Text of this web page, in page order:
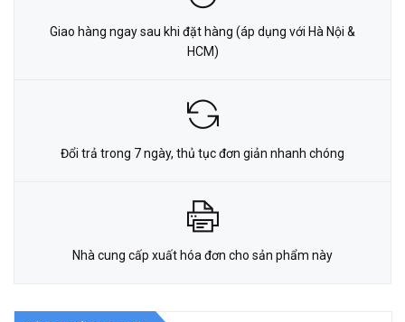
Giao hàng ngay sau khi đặt hàng (áp dụng với Hà Nội &
HCM)
Đổi trả trong 7 ngày, thủ tục đơn giản nhanh chóng
Nhà cung cấp xuất hóa đơn cho sản phẩm này